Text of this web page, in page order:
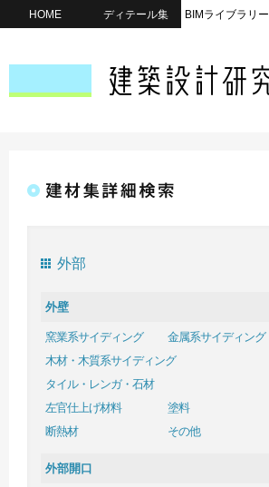
HOME ディテール集 BIMライブラリー
外部
外壁
窯業系サイディング
金属系サイディング
木材・木質系サイディング
タイル・レンガ・石材
左官仕上げ材料
塗料
断熱材
その他
外部開口